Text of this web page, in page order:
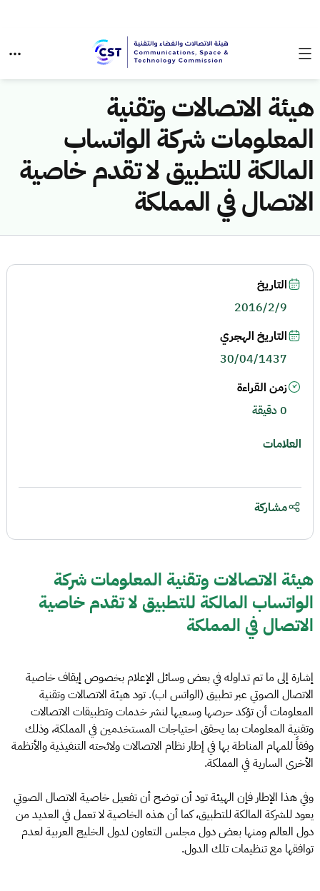
هيئة الاتصالات وتقنية
المعلومات شركة الواتساب
المالكة للتطبيق لا تقدم خاصية
الاتصال في المملكة
هيئة الاتصالات وتقنية المعلومات شركة
الواتساب المالكة للتطبيق لا تقدم خاصية
الاتصال في المملكة
إشارة إلى ما تم تداوله في بعض وسائل الإعلام بخصوص إيقاف خاصية
الاتصال الصوتي عبر تطبيق (الواتس اب). تود هيئة الاتصالات وتقنية
المعلومات أن تؤكد حرصها وسعيها لنشر خدمات وتطبيقات الاتصالات
وتقنية المعلومات بما يحقق احتياجات المستخدمين في المملكة، وذلك
وفقاً للمهام المناطة بها في إطار نظام الاتصالات ولائحته التنفيذية والأنظمة
الأخرى السارية في المملكة.
وفي هذا الإطار فإن الهيئة تود أن توضح أن تفعيل خاصية الاتصال الصوتي
يعود للشركة المالكة للتطبيق، كما أن هذه الخاصية لا تعمل في العديد من
دول العالم ومنها بعض دول مجلس التعاون لدول الخليج العربية لعدم
توافقها مع تنظيمات تلك الدول.
التاريخ
2016/2/9
التاريخ الهجري
30/04/1437
زمن القراءة
0 دقيقة
العلامات
مشاركة